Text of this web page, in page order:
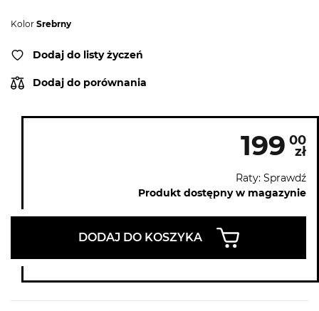
Kolor Srebrny
Dodaj do listy życzeń
Dodaj do porównania
199 00
zł
Raty: Sprawdź
Produkt dostępny w magazynie
DODAJ DO KOSZYKA